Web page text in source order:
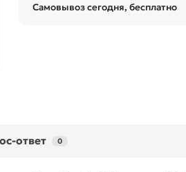
Самовывоз сегодня, бесплатно
ответ 0